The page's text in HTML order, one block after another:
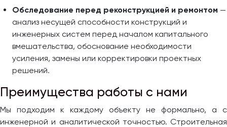
Обследование перед реконструкцией и ремонтом —
анализ несущей способности конструкций и
инженерных систем перед началом капитального
вмешательства, обоснование необходимости
усиления, замены или корректировки проектных
решений.
Преимущества работы с нами
Мы подходим к каждому объекту не формально, а с
инженерной и аналитической точностью. Строительная